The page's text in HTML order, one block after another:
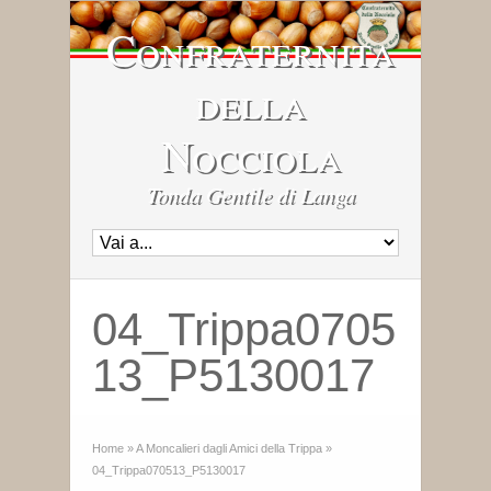
Confraternita
della
Nocciola
Tonda Gentile di Langa
04_Trippa0705
13_P5130017
Home »A Moncalieri dagli Amici della Trippa »
04_Trippa070513_P5130017